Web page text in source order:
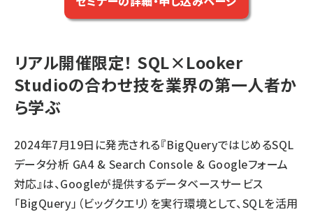
リアル開催限定！ SQL×Looker
Studioの合わせ技を業界の第一人者か
ら学ぶ
2024年7月19日に発売される『BigQueryではじめるSQL
データ分析 GA4 & Search Console & Googleフォーム
対応』は、Googleが提供するデータベースサービス
「BigQuery」（ビッグクエリ）を実行環境として、SQLを活用